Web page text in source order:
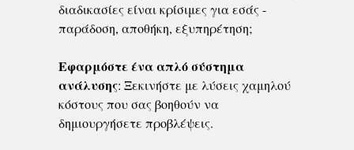
διαδικασίες είναι κρίσιμες για εσάς -
παράδοση, αποθήκη, εξυπηρέτηση;
Εφαρμόστε ένα απλό σύστημα
ανάλυσης: Ξεκινήστε με λύσεις χαμηλού
κόστους που σας βοηθούν να
δημιουργήσετε προβλέψεις.